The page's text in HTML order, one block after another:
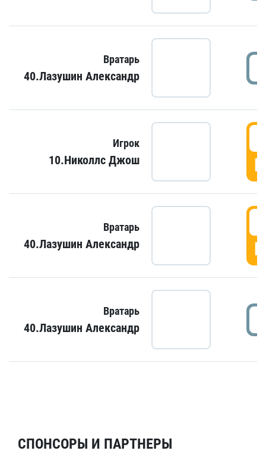
Вратарь
40.Лазушин Александр
Игрок
10.Николлс Джош
Вратарь
40.Лазушин Александр
Вратарь
40.Лазушин Александр
СПОНСОРЫ И ПАРТНЕРЫ